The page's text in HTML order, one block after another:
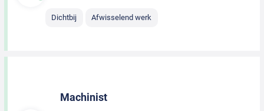
Dichtbij Afwisselend werk
Machinist